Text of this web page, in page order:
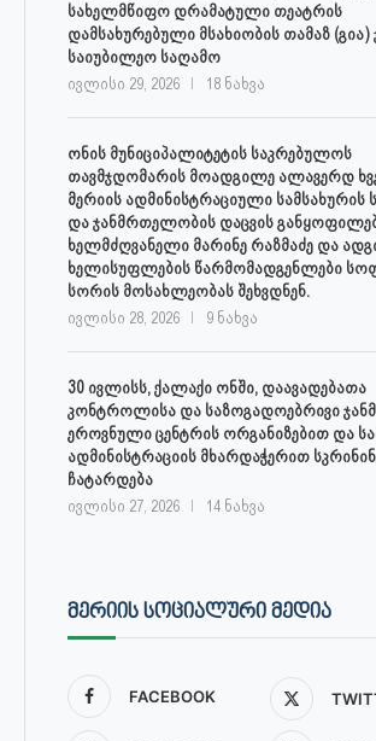
სახელმწიფო დრამატული თეატრის
დამსახურებული მსახიობის თამაზ (გია)
საიუბილეო საღამო
ივლისი 29, 2026 18 ნახვა
ონის მუნიციპალიტეტის საკრებულოს
თავმჯდომარის მოადგილე ალავერდ
მერიის ადმინისტრაციული
და ჯანმრთელობის დაცვის
ხელმძღვანელი მარინე რაზმაძე და
ხელისუფლების წარმომადგენლები
სორის მოსახლეობას შეხვდნენ.
ივლისი 28, 2026 9 ნახვა
30 ივლისს, ქალაქი ონში, დაავადებათა
კონტროლისა და საზოგადოებრივი
ეროვნული ცენტრის ორგანიზებით და
ადმინისტრაციის მხარდაჭერით
ჩატარდება
ივლისი 27, 2026 14 ნახვა
ᲛᲔᲠᲘᲘᲡ ᲡᲝᲪᲘᲐᲚᲣᲠᲘ ᲛᲔᲓᲘᲐ
FACEBOOK